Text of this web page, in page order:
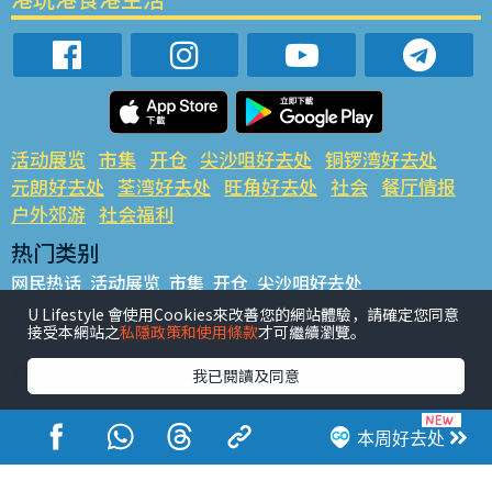
本周好去处
活动展览 市集 开仓 尖沙咀好去处 铜锣湾好去处
元朗好去处 荃湾好去处 旺角好去处 社会 餐厅情报
户外郊游 社会福利
热门类别
网民热话 活动展览 市集 开仓 尖沙咀好去处
铜锣湾好去处 元朗好去处 荃湾好去处 旺角好去处 社会
餐厅情报 户外郊游
热门标签
#UGO揾好去处 #人气活动推介 #美食社群热话
#亲子玩乐好去处
#ULifestyle应用程式
#限时抢
#UJetso礼物放送
#ULifestyle商户中心 #著数
U Lifestyle 會使用Cookies來改善您的網站體驗，請確定您同意
接受本網站之私隱政策和使用條款才可繼續瀏覽。
我已閱讀及同意